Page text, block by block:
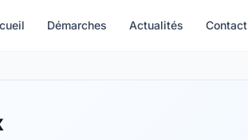
Démarches Actualités Contact